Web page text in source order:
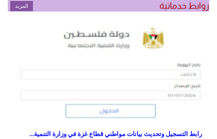
روابط خدماتية المزيد
رابط التسجيل وتحديث بيانات مواطني قطاع غزة في وزارة التنمية...